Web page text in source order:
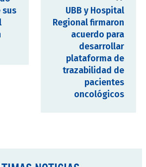
sus
UBB y Hospital
Regional firmaron
acuerdo para
desarrollar
plataforma de
trazabilidad de
pacientes
oncológicos